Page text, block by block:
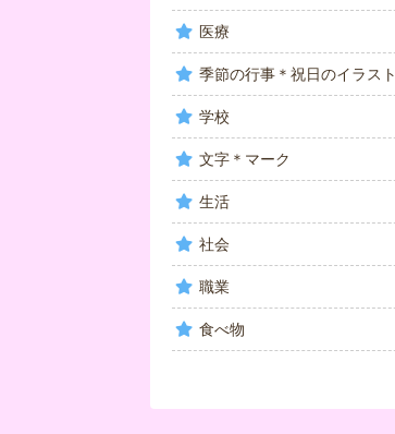
医療
季節の行事＊祝日のイラスト
学校
文字＊マーク
生活
社会
職業
食べ物